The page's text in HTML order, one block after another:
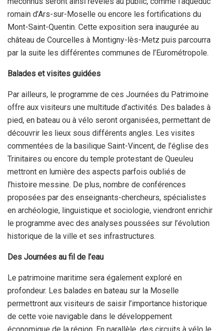
romain d’Ars-sur-Moselle ou encore les fortifications du
Mont-Saint-Quentin. Cette exposition sera inaugurée au
château de Courcelles à Montigny-lès-Metz puis parcourra
par la suite les différentes communes de l’Eurométropole.
Balades et visites guidées
Par ailleurs, le programme de ces Journées du Patrimoine
offre aux visiteurs une multitude d’activités. Des balades à
pied, en bateau ou à vélo seront organisées, permettant de
découvrir les lieux sous différents angles. Les visites
commentées de la basilique Saint-Vincent, de l’église des
Trinitaires ou encore du temple protestant de Queuleu
mettront en lumière des aspects parfois oubliés de
l’histoire messine. De plus, nombre de conférences
proposées par des enseignants-chercheurs, spécialistes
en archéologie, linguistique et sociologie, viendront enrichir
le programme avec des analyses poussées sur l’évolution
historique de la ville et ses infrastructures.
Des Journées au fil de l’eau
Le patrimoine maritime sera également exploré en
profondeur. Les balades en bateau sur la Moselle
permettront aux visiteurs de saisir l’importance historique
de cette voie navigable dans le développement